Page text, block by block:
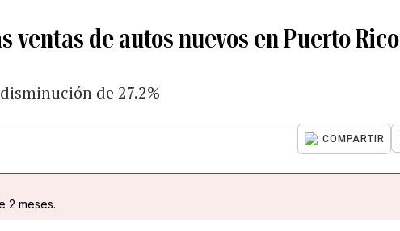
ventas de autos nuevos en Puerto Rico
de 27.2%
COMPARTIR
2 meses.